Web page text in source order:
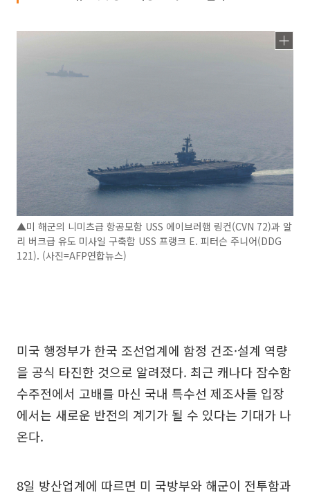
▲미 해군의 니미츠급 항공모함 USS 에이브러햄 링컨(CVN 72)과 알
리 버크급 유도 미사일 구축함 USS 프랭크 E. 피터슨 주니어(DDG
121). (사진=AFP연합뉴스)
미국 행정부가 한국 조선업계에 함정 건조·설계 역량
을 공식 타진한 것으로 알려졌다. 최근 캐나다 잠수함
수주전에서 고배를 마신 국내 특수선 제조사들 입장
에서는 새로운 반전의 계기가 될 수 있다는 기대가 나
온다.
8일 방산업계에 따르면 미 국방부와 해군이 전투함과